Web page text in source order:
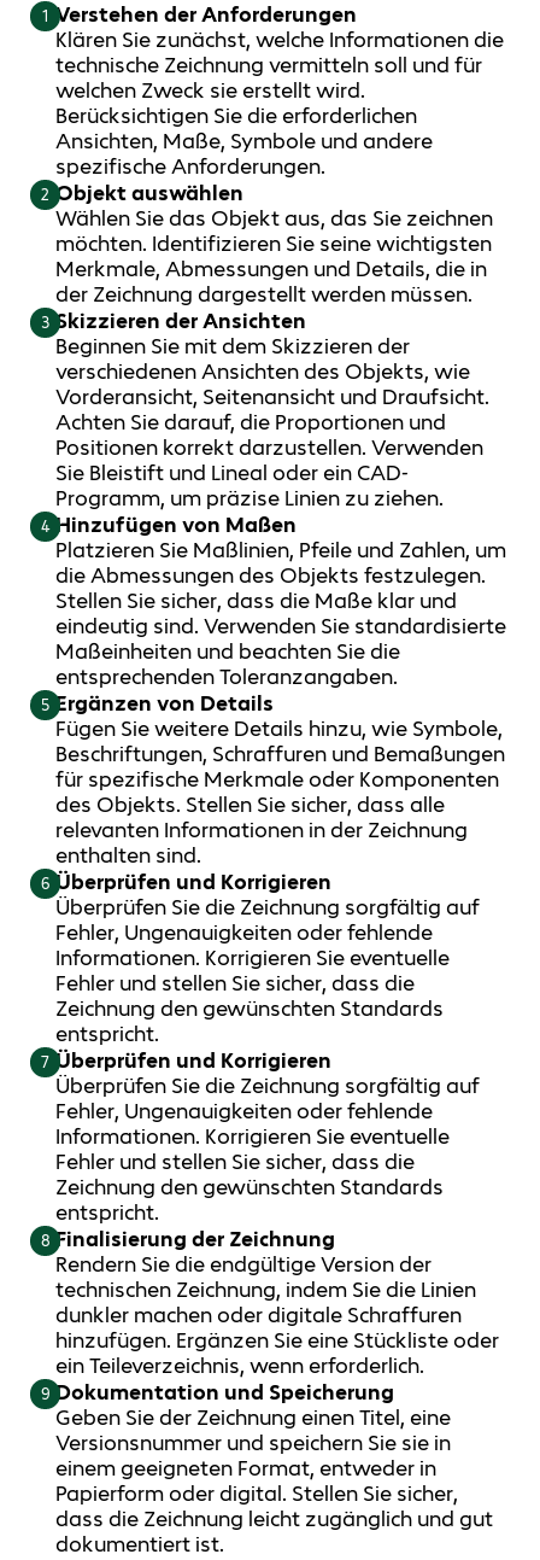
1 Verstehen der Anforderungen
Klären Sie zunächst, welche Informationen die
technische Zeichnung vermitteln soll und für
welchen Zweck sie erstellt wird.
Berücksichtigen Sie die erforderlichen
Ansichten, Maße, Symbole und andere
spezifische Anforderungen.
2 Objekt auswählen
Wählen Sie das Objekt aus, das Sie zeichnen
möchten. Identifizieren Sie seine wichtigsten
Merkmale, Abmessungen und Details, die in
der Zeichnung dargestellt werden müssen.
3 Skizzieren der Ansichten
Beginnen Sie mit dem Skizzieren der
verschiedenen Ansichten des Objekts, wie
Vorderansicht, Seitenansicht und Draufsicht.
Achten Sie darauf, die Proportionen und
Positionen korrekt darzustellen. Verwenden
Sie Bleistift und Lineal oder ein CAD-
Programm, um präzise Linien zu ziehen.
4 Hinzufügen von Maßen
Platzieren Sie Maßlinien, Pfeile und Zahlen, um
die Abmessungen des Objekts festzulegen.
Stellen Sie sicher, dass die Maße klar und
eindeutig sind. Verwenden Sie standardisierte
Maßeinheiten und beachten Sie die
entsprechenden Toleranzangaben.
5 Ergänzen von Details
Fügen Sie weitere Details hinzu, wie Symbole,
Beschriftungen, Schraffuren und Bemaßungen
für spezifische Merkmale oder Komponenten
des Objekts. Stellen Sie sicher, dass alle
relevanten Informationen in der Zeichnung
enthalten sind.
6 Überprüfen und Korrigieren
Überprüfen Sie die Zeichnung sorgfältig auf
Fehler, Ungenauigkeiten oder fehlende
Informationen. Korrigieren Sie eventuelle
Fehler und stellen Sie sicher, dass die
Zeichnung den gewünschten Standards
entspricht.
7 Überprüfen und Korrigieren
Überprüfen Sie die Zeichnung sorgfältig auf
Fehler, Ungenauigkeiten oder fehlende
Informationen. Korrigieren Sie eventuelle
Fehler und stellen Sie sicher, dass die
Zeichnung den gewünschten Standards
entspricht.
8 Finalisierung der Zeichnung
Rendern Sie die endgültige Version der
technischen Zeichnung, indem Sie die Linien
dunkler machen oder digitale Schraffuren
hinzufügen. Ergänzen Sie eine Stückliste oder
ein Teileverzeichnis, wenn erforderlich.
9 Dokumentation und Speicherung
Geben Sie der Zeichnung einen Titel, eine
Versionsnummer und speichern Sie sie in
einem geeigneten Format, entweder in
Papierform oder digital. Stellen Sie sicher,
dass die Zeichnung leicht zugänglich und gut
dokumentiert ist.